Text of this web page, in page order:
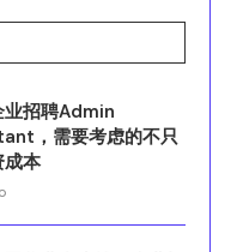
业招聘Admin
，需要考虑的不只
成本